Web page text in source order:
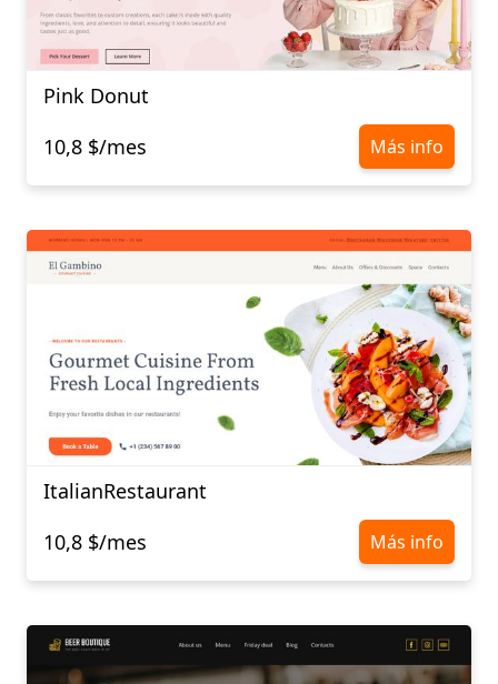
Pink Donut
10,8 $/mes
Más info
ItalianRestaurant
10,8 $/mes
Más info